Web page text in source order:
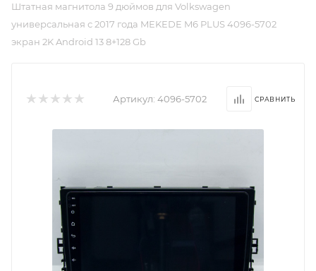
Штатная магнитола 9 дюймов для Volkswagen
универсальная с 2017 года MEKEDE M6 PLUS 4096-5702
экран 2K Android 13 8+128 Gb
Артикул: 4096-5702